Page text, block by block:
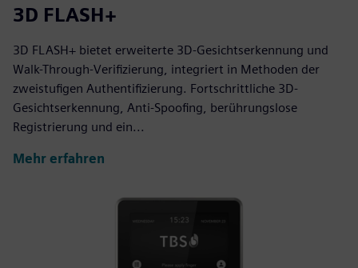
3D FLASH+
3D FLASH+ bietet erweiterte 3D-Gesichtserkennung und
Walk-Through-Verifizierung, integriert in Methoden der
zweistufigen Authentifizierung. Fortschrittliche 3D-
Gesichtserkennung, Anti-Spoofing, berührungslose
Registrierung und ein...
Mehr erfahren